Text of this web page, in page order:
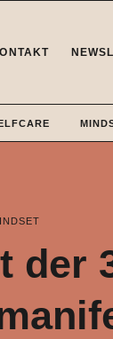
der